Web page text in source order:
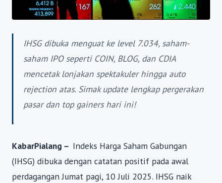
IHSG dibuka menguat ke level 7.034, saham-
saham IPO seperti COIN, BLOG, dan CDIA
mencetak lonjakan spektakuler hingga auto
rejection atas. Simak update lengkap pergerakan
pasar dan top gainers hari ini!
KabarPialang – Indeks Harga Saham Gabungan
(IHSG) dibuka dengan catatan positif pada awal
perdagangan Jumat pagi, 10 Juli 2025. IHSG naik